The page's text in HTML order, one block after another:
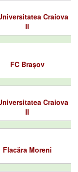
Craiova
II
FC Brașov
Craiova
II
Flacăra Moreni